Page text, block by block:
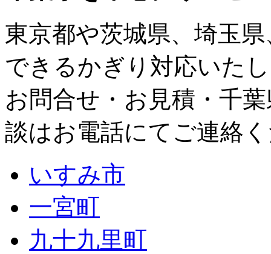
東京都や茨城県、 埼玉県
できるかぎり対応いた
お問合せ・お見積・千
談はお電話にてご連絡
いすみ市
一宮町
九十九里町